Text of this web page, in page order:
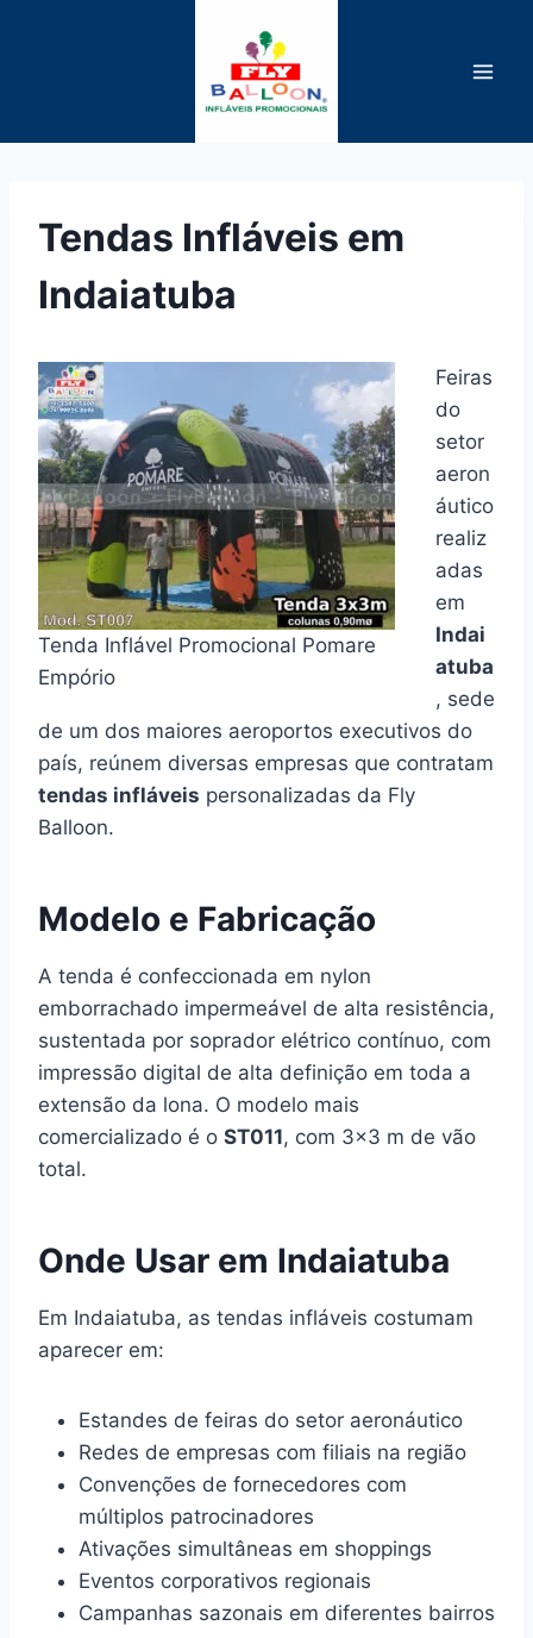
Tendas Infláveis em
Indaiatuba
Tenda Inflável Promocional Pomare
Empório
Feiras
do
setor
aeron
áutico
realiz
adas
em
Indai
atuba
, sede
de um dos maiores aeroportos executivos do
país, reúnem diversas empresas que contratam
tendas infláveis personalizadas da Fly
Balloon.
Modelo e Fabricação
A tenda é confeccionada em nylon
emborrachado impermeável de alta resistência,
sustentada por soprador elétrico contínuo, com
impressão digital de alta definição em toda a
extensão da lona. O modelo mais
comercializado é o ST011, com 3×3 m de vão
total.
Onde Usar em Indaiatuba
Em Indaiatuba, as tendas infláveis costumam
aparecer em:
Estandes de feiras do setor aeronáutico
Redes de empresas com filiais na região
Convenções de fornecedores com
múltiplos patrocinadores
Ativações simultâneas em shoppings
Eventos corporativos regionais
Campanhas sazonais em diferentes bairros